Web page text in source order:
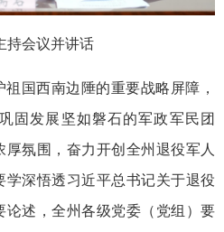
持会议并讲话
国西南边陲的重要战略屏障，
固发展坚如磐石的军政军民团
氛围，奋力开创全州退役军人
学深悟透习近平总书记关于退役
论述，全州各级党委（党组）要